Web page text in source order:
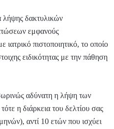
δακτυλικών
εμφανούς
πιστοποιητικό, το οποίο
ειδικότητας με την πάθηση
αδύνατη η λήψη των
η διάρκεια του δελτίου σας
αντί 10 ετών που ισχύει